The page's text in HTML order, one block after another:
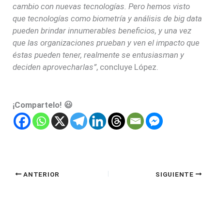
cambio con nuevas tecnologías. Pero hemos visto
que tecnologías como biometría y análisis de big data
pueden brindar innumerables beneficios, y una vez
que las organizaciones prueban y ven el impacto que
éstas pueden tener, realmente se entusiasman y
deciden aprovecharlas”, concluye López.
¡Compartelo! 😃
ANTERIOR SIGUIENTE